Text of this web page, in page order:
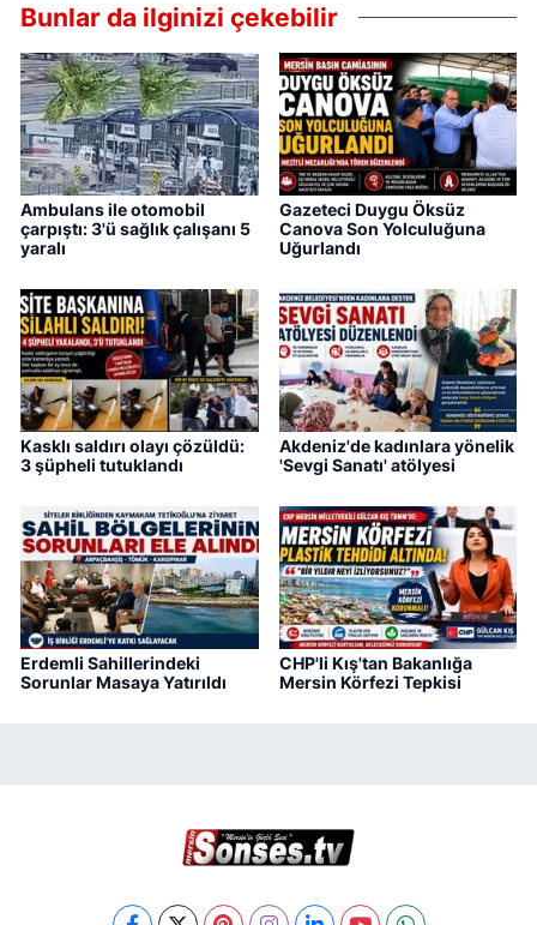
Bunlar da ilginizi çekebilir
Ambulans ile otomobil
çarpıştı: 3'ü sağlık çalışanı 5
yaralı
Gazeteci Duygu Öksüz
Canova Son Yolculuğuna
Uğurlandı
Kasklı saldırı olayı çözüldü:
3 şüpheli tutuklandı
Akdeniz'de kadınlara yönelik
'Sevgi Sanatı' atölyesi
Erdemli Sahillerindeki
Sorunlar Masaya Yatırıldı
CHP'li Kış'tan Bakanlığa
Mersin Körfezi Tepkisi